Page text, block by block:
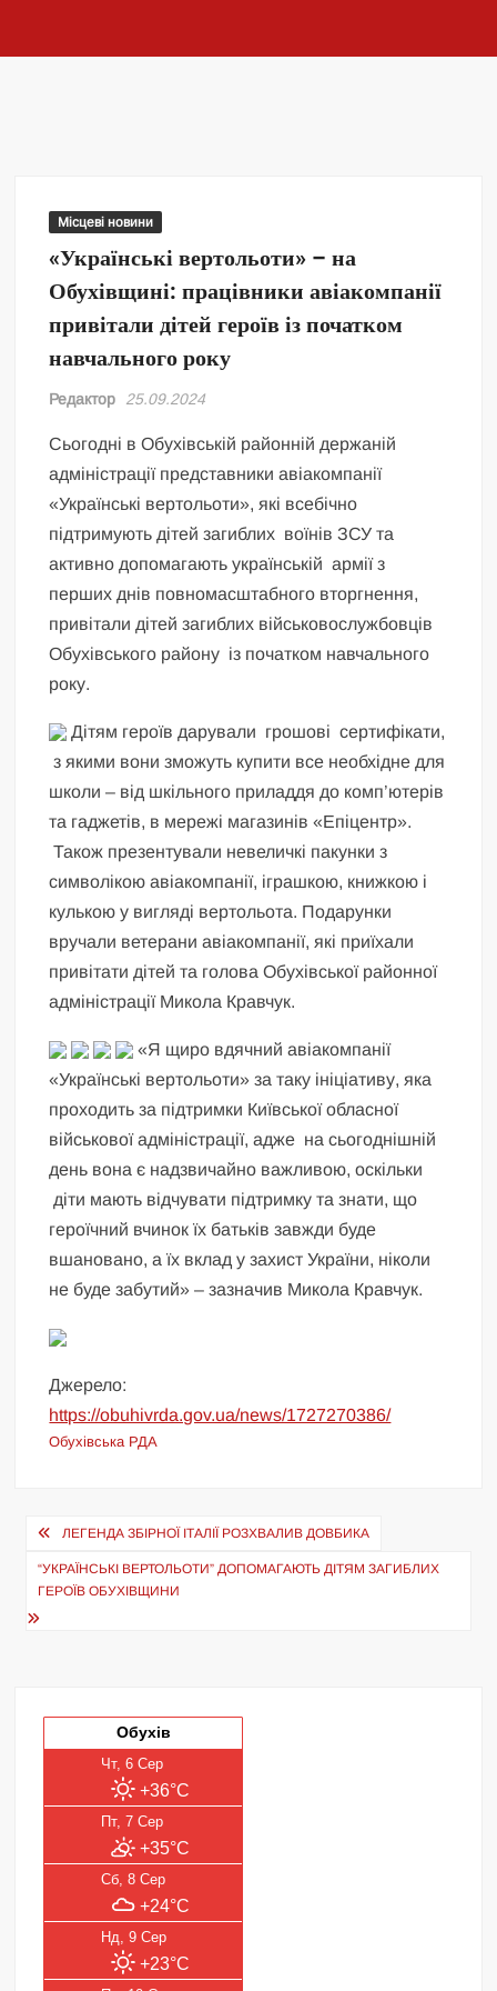
Місцеві новини
«Українські вертольоти» – на
Обухівщині: працівники авіакомпанії
привітали дітей героїв із початком
навчального року
Редактор 25.09.2024
Сьогодні в Обухівській районній держаній
адміністрації представники авіакомпанії
«Українські вертольоти», які всебічно
підтримують дітей загиблих воїнів ЗСУ та
активно допомагають українській армії з
перших днів повномасштабного вторгнення,
привітали дітей загиблих військовослужбовців
Обухівського району із початком навчального
року.
Дітям героїв дарували грошові сертифікати,
з якими вони зможуть купити все необхідне для
школи – від шкільного приладдя до комп’ютерів
та гаджетів, в мережі магазинів «Епіцентр».
Також презентували невеличкі пакунки з
символікою авіакомпанії, іграшкою, книжкою і
кулькою у вигляді вертольота. Подарунки
вручали ветерани авіакомпанії, які приїхали
привітати дітей та голова Обухівської районної
адміністрації Микола Кравчук.
«Я щиро вдячний авіакомпанії
«Українські вертольоти» за таку ініціативу, яка
проходить за підтримки Київської обласної
військової адміністрації, адже на сьогоднішній
день вона є надзвичайно важливою, оскільки
діти мають відчувати підтримку та знати, що
героїчний вчинок їх батьків завжди буде
вшановано, а їх вклад у захист України, ніколи
не буде забутий» – зазначив Микола Кравчук.
Джерело:
https://obuhivrda.gov.ua/news/1727270386/
Обухівська РДА
Навігація
записів
ЛЕГЕНДА ЗБІРНОЇ ІТАЛІЇ РОЗХВАЛИВ ДОВБИКА
“УКРАЇНСЬКІ ВЕРТОЛЬОТИ” ДОПОМАГАЮТЬ ДІТЯМ ЗАГИБЛИХ
ГЕРОЇВ ОБУХІВЩИНИ
Обухів
Чт, 6 Сер
+36°C
Пт, 7 Сер
+35°C
Сб, 8 Сер
+24°C
Нд, 9 Сер
+23°C